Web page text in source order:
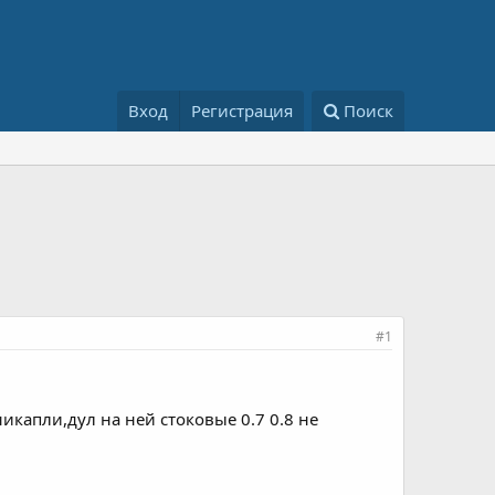
Вход Регистрация Поиск
#1
на ней стоковые 0.7 0.8 не